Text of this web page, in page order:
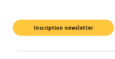
Inscription newsletter